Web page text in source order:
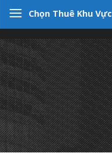
Chọn Thuê Khu Vực